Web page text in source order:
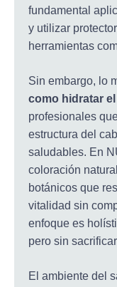
fundamental
y utilizar
herramientas
Sin embargo, lo
como hidratar
profesionales
estructura del
saludables. En
coloración
botánicos que
vitalidad sin
enfoque es
pero sin
El ambiente del